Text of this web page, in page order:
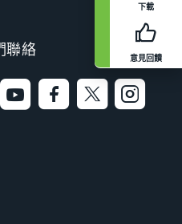
下載
意見回饋
聯絡